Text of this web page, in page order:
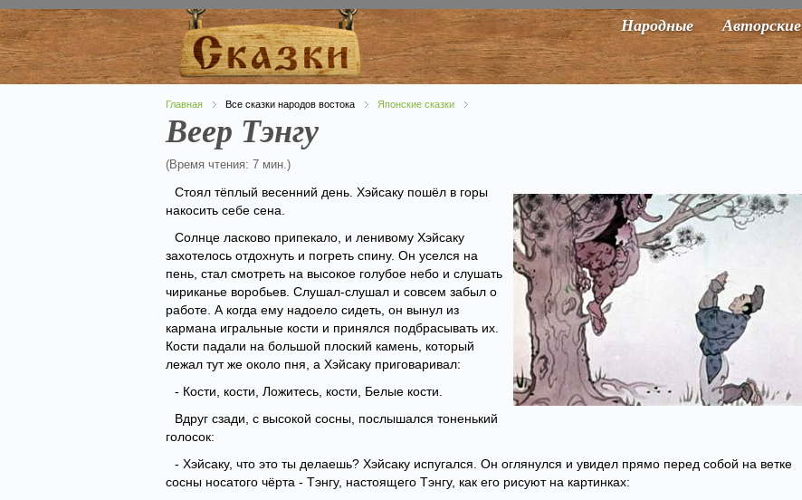
Народные Авторские
Главная Все сказки народов востока Японские сказки
Веер Тэнгу
(Время чтения: 7 мин.)
Стоял тёплый весенний день. Хэйсаку пошёл в горы
накосить себе сена.
Солнце ласково припекало, и ленивому Хэйсаку
захотелось отдохнуть и погреть спину. Он уселся на
пень, стал смотреть на высокое голубое небо и слушать
чириканье воробьев. Слушал-слушал и совсем забыл о
работе. А когда ему надоело сидеть, он вынул из
кармана игральные кости и принялся подбрасывать их.
Кости падали на большой плоский камень, который
лежал тут же около пня, а Хэйсаку приговаривал:
- Кости, кости, Ложитесь, кости, Белые кости.
Вдруг сзади, с высокой сосны, послышался тоненький
голосок:
- Хэйсаку, что это ты делаешь? Хэйсаку испугался. Он оглянулся и увидел прямо перед собой на ветке
сосны носатого чёрта - Тэнгу, настоящего Тэнгу, как его рисуют на картинках: